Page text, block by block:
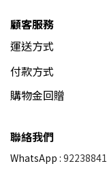
顧客服務
運送方式
付款方式
購物金回贈
聯絡我們
WhatsApp : 92238841